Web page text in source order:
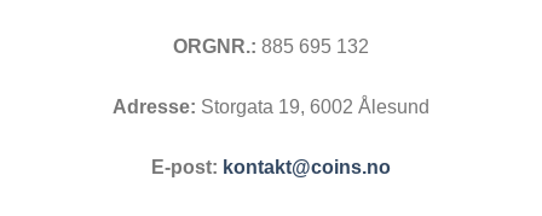
ORGNR.: 885 695 132
Adresse: Storgata 19, 6002 Ålesund
E-post: kontakt@coins.no